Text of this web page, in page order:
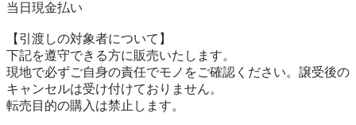
当日現金払い
【引渡しの対象者について】
下記を遵守できる⽅に販売いたします。
現地で必ずご⾃⾝の責任でモノをご確認ください。譲受後の
キャンセルは受け付けておりません。
転売⽬的の購⼊は禁⽌します。